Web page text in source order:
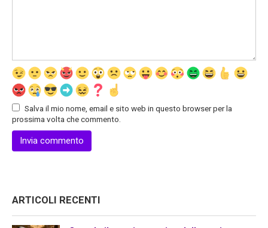
Salva il mio nome, email e sito web in questo browser per la
prossima volta che commento.
ARTICOLI RECENTI